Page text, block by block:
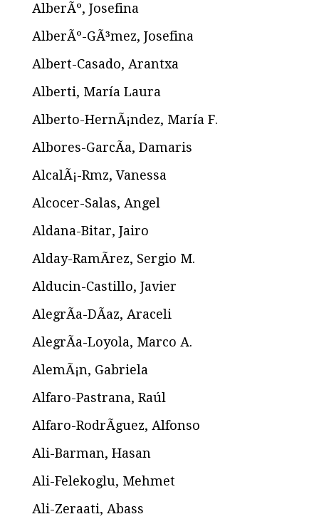
AlberÃº, Josefina
AlberÃº-GÃ³mez, Josefina
Albert-Casado, Arantxa
Alberti, María Laura
Alberto-HernÃ¡ndez, María F.
Albores-GarcÃ­a, Damaris
AlcalÃ¡-Rmz, Vanessa
Alcocer-Salas, Angel
Aldana-Bitar, Jairo
Alday-RamÃ­rez, Sergio M.
Alducin-Castillo, Javier
AlegrÃ­a-DÃ­az, Araceli
AlegrÃ­a-Loyola, Marco A.
AlemÃ¡n, Gabriela
Alfaro-Pastrana, Raúl
Alfaro-RodrÃ­guez, Alfonso
Ali-Barman, Hasan
Ali-Felekoglu, Mehmet
Ali-Zeraati, Abass